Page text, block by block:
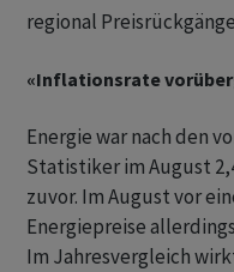
regional
«Inflationsrate
Energie war nach den
Statistiker im August
zuvor. Im August vor
Energiepreise
Im Jahresvergleich